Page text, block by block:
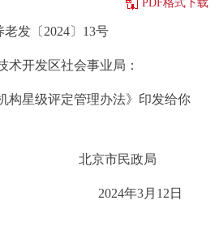
利企服务 投资项目
我要建议
PDF格式下载
老发〔2024〕13号
术开发区社会事业局：
星级评定管理办法》印发给你
北京市民政局
2024年3月12日